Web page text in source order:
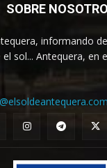
SOBRE
informando
sol... Antequera, en